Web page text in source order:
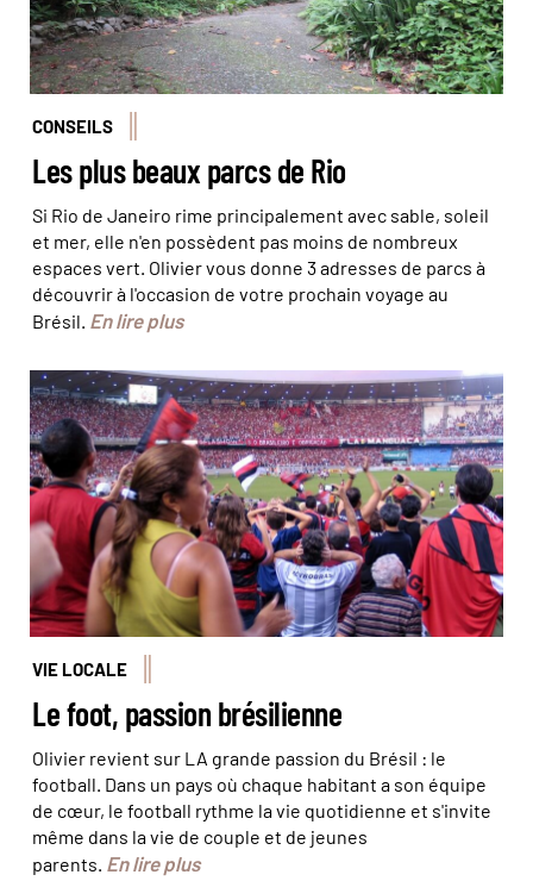
CONSEILS
Les plus beaux parcs de Rio
Si Rio de Janeiro rime principalement avec sable, soleil
et mer, elle n'en possèdent pas moins de nombreux
espaces vert. Olivier vous donne 3 adresses de parcs à
découvrir à l'occasion de votre prochain voyage au
Brésil. En lire plus
Dans les tribunes du Maracana à Rio de Janeiro © Julien
Monnerie
VIE LOCALE
Le foot, passion brésilienne
Olivier revient sur LA grande passion du Brésil : le
football. Dans un pays où chaque habitant a son équipe
de cœur, le football rythme la vie quotidienne et s'invite
même dans la vie de couple et de jeunes
parents. En lire plus